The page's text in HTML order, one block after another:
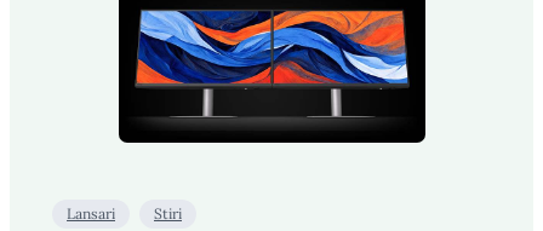
Lansari Stiri